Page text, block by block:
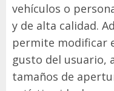
vehículos o
y de alta calidad.
permite modificar
gusto del usuario,
tamaños de